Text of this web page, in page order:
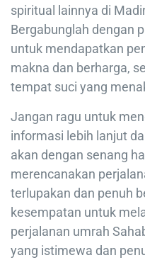
spiritual lainnya di
Bergabunglah dengan
untuk mendapatkan
makna dan berharga,
tempat suci yang
Jangan ragu untuk
informasi lebih lanjut
akan dengan senang
merencanakan
terlupakan dan penuh
kesempatan untuk
perjalanan umrah
yang istimewa dan